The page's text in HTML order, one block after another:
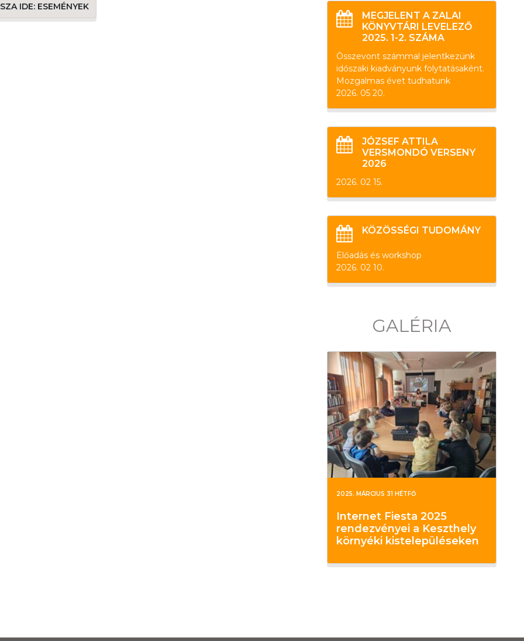
IDE: ESEMÉNYEK
MEGJELENT A ZALAI
KÖNYVTÁRI LEVELEZŐ
2025. 1-2. SZÁMA
Összevont számmal jelentkezünk
időszaki kiadványunk folytatásaként.
Mozgalmas évet tudhatunk
2026. 05 20.
JÓZSEF ATTILA
VERSMONDÓ VERSENY
2026
2026. 02 15.
KÖZÖSSÉGI TUDOMÁNY
Előadás és workshop
2026. 02 10.
GALÉRIA
2025. MÁRCIUS 31 HÉTFŐ
Internet Fiesta 2025
rendezvényei a Keszthely
környéki kistelepüléseken